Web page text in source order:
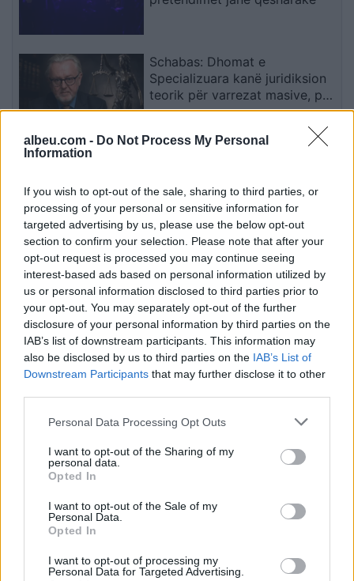
albeu.com - Do Not Process My Personal
Information
If you wish to opt-out of the sale, sharing to third parties, or
processing of your personal or sensitive information for
targeted advertising by us, please use the below opt-out
section to confirm your selection. Please note that after your
opt-out request is processed you may continue seeing
interest-based ads based on personal information utilized by
us or personal information disclosed to third parties prior to
your opt-out. You may separately opt-out of the further
disclosure of your personal information by third parties on the
IAB’s list of downstream participants. This information may
also be disclosed by us to third parties on the IAB’s List of
Downstream Participants that may further disclose it to other
Personal Data Processing Opt Outs
I want to opt-out of the Sharing of my
personal data.
Opted In
I want to opt-out of the Sale of my
Personal Data.
Opted In
I want to opt-out of processing my
Personal Data for Targeted Advertising.
Schabas: Dhomat e
Specializuara kanë juridiksion
teorik për varrezat masive, por
drejtësia duhet të vijë nga
të përmbushur afatin e
konstituimit të Kuvendit
Esim for Global
Esim for USA|Esim for Italy| Esim for Spain|Esim
for Turkey|Esim for Germany|Esim for Greece|